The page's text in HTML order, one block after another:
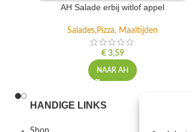
AH Salade erbij witlof appel
Salades,Pizza, Maaltijden
€3,59
NAAR AH
HANDIGE LINKS